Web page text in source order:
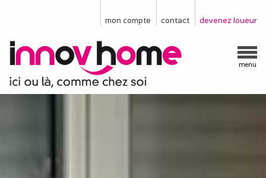
devenez loueur
contact
mon compte
menu